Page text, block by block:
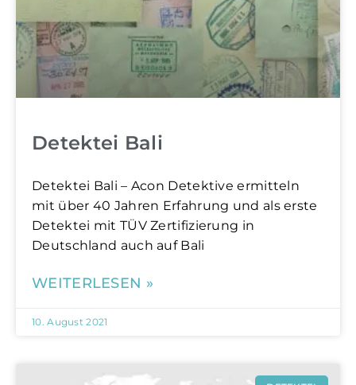
Detektei Bali
Detektei Bali – Acon Detektive ermitteln
mit über 40 Jahren Erfahrung und als erste
Detektei mit TÜV Zertifizierung in
Deutschland auch auf Bali
WEITERLESEN »
10. August 2021